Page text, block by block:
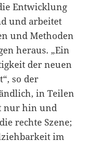
Entwicklung
und arbeitet
und Methoden
heraus. „Ein
der neuen
so der
in Teilen
nur hin und
rechte Szene;
im